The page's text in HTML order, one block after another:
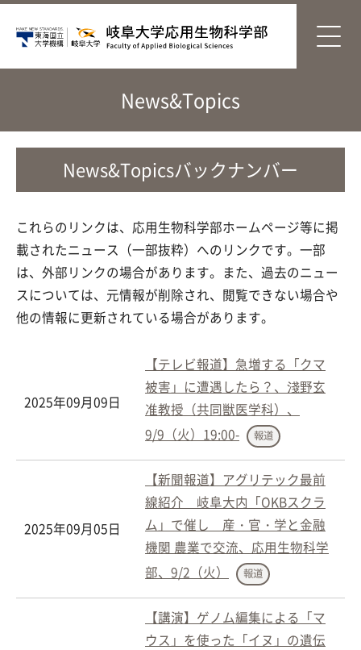
News&Topics
News&Topicsバックナンバー
これらのリンクは、応用生物科学部ホームページ等に掲
載されたニュース（一部抜粋）へのリンクです。一部
は、外部リンクの場合があります。また、過去のニュー
スについては、元情報が削除され、閲覧できない場合や
他の情報に更新されている場合があります。
2025年09月09日
【テレビ報道】急増する「クマ
被害」に遭遇したら？、淺野玄
准教授（共同獣医学科）、
9/9（火）19:00-
報道
2025年09月05日
【新聞報道】アグリテック最前
線紹介 岐阜大内「OKBスクラ
ム」で催し 産・官・学と金融
機関 農業で交流、応用生物科学
部、9/2（火）
報道
【講演】ゲノム編集による「マ
ウス」を使った「イヌ」の遺伝